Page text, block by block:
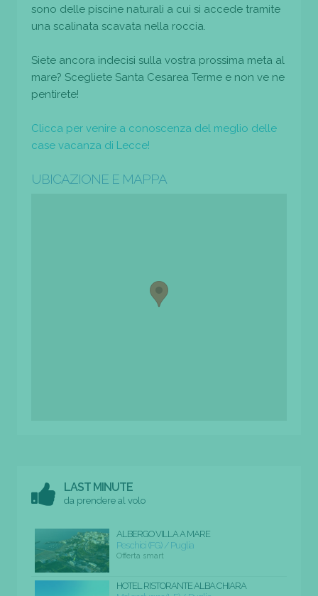
sono delle piscine naturali a cui si accede tramite
una scalinata scavata nella roccia.
Siete ancora indecisi sulla vostra prossima meta al
mare? Scegliete Santa Cesarea Terme e non ve ne
pentirete!
Clicca per venire a conoscenza del meglio delle
case vacanza di Lecce!
UBICAZIONE E MAPPA
LAST MINUTE
da prendere al volo
ALBERGO VILLA A MARE
Peschici (FG) / Puglia
Offerta smart
HOTEL RISTORANTE ALBA CHIARA